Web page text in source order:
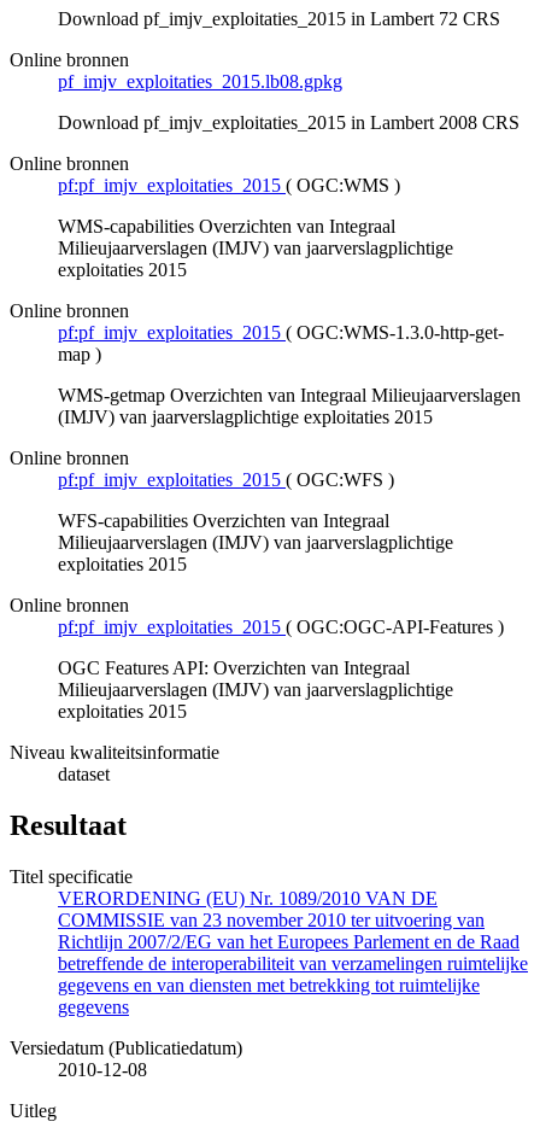
Download pf_imjv_exploitaties_2015 in Lambert 72 CRS
Online bronnen
pf_imjv_exploitaties_2015.lb08.gpkg
Download pf_imjv_exploitaties_2015 in Lambert 2008 CRS
Online bronnen
pf:pf_imjv_exploitaties_2015 ( OGC:WMS )
WMS-capabilities Overzichten van Integraal
Milieujaarverslagen (IMJV) van jaarverslagplichtige
exploitaties 2015
Online bronnen
pf:pf_imjv_exploitaties_2015 ( OGC:WMS-1.3.0-http-get-
map )
WMS-getmap Overzichten van Integraal Milieujaarverslagen
(IMJV) van jaarverslagplichtige exploitaties 2015
Online bronnen
pf:pf_imjv_exploitaties_2015 ( OGC:WFS )
WFS-capabilities Overzichten van Integraal
Milieujaarverslagen (IMJV) van jaarverslagplichtige
exploitaties 2015
Online bronnen
pf:pf_imjv_exploitaties_2015 ( OGC:OGC-API-Features )
OGC Features API: Overzichten van Integraal
Milieujaarverslagen (IMJV) van jaarverslagplichtige
exploitaties 2015
Niveau kwaliteitsinformatie
dataset
Resultaat
Titel specificatie
VERORDENING (EU) Nr. 1089/2010 VAN DE
COMMISSIE van 23 november 2010 ter uitvoering van
Richtlijn 2007/2/EG van het Europees Parlement en de Raad
betreffende de interoperabiliteit van verzamelingen ruimtelijke
gegevens en van diensten met betrekking tot ruimtelijke
gegevens
Versiedatum (Publicatiedatum)
2010-12-08
Uitleg